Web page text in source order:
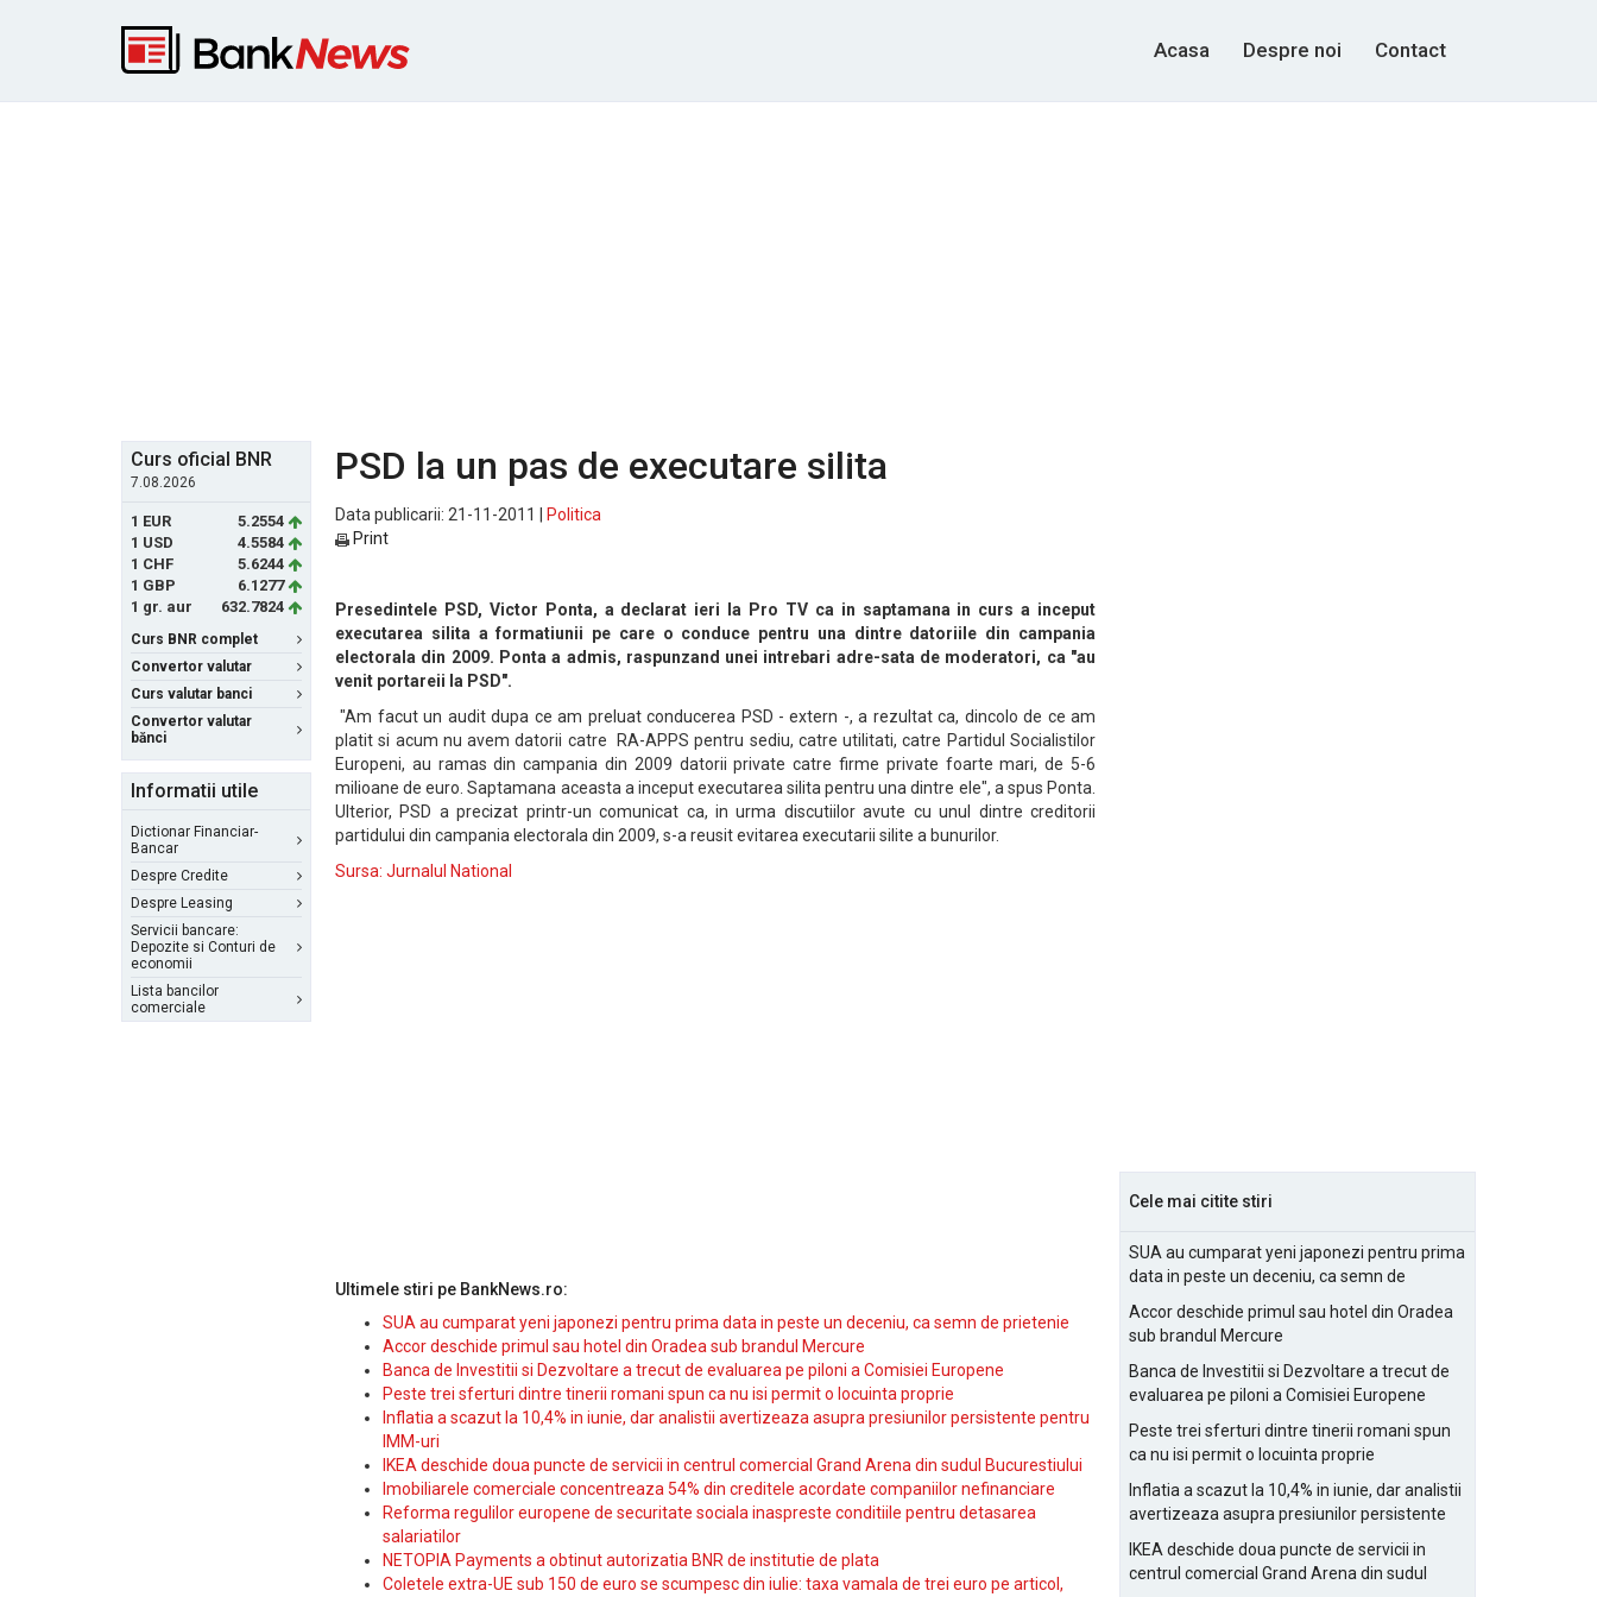
Acasa Despre noi Contact
Curs oficial BNR
7.08.2026
1 EUR
5.2554
1 USD
4.5584
1 CHF
5.6244
1 GBP
6.1277
1 gr. aur
632.7824
Curs BNR complet
Convertor valutar
Curs valutar banci
Convertor valutar
bănci
Informatii utile
Dictionar Financiar-
Bancar
Despre Credite
Despre Leasing
Servicii bancare:
Depozite si Conturi de
economii
Lista bancilor
comerciale
PSD la un pas de executare silita
Data publicarii: 21-11-2011 |
Politica
Print
Presedintele PSD, Victor Ponta, a declarat ieri la Pro TV ca in saptamana in curs a inceput
executarea silita a formatiunii pe care o conduce pentru una dintre datoriile din campania
electorala din 2009. Ponta a admis, raspunzand unei intrebari adre-sata de moderatori, ca "au
venit portareii la PSD".
"Am facut un audit dupa ce am preluat conducerea PSD - extern -, a rezultat ca, dincolo de ce am
platit si acum nu avem datorii catre RA-APPS pentru sediu, catre utilitati, catre Partidul Socialistilor
Europeni, au ramas din campania din 2009 datorii private catre firme private foarte mari, de 5-6
milioane de euro. Saptamana aceasta a inceput executarea silita pentru una dintre ele", a spus Ponta.
Ulterior, PSD a precizat printr-un comunicat ca, in urma discutiilor avute cu unul dintre creditorii
partidului din campania electorala din 2009, s-a reusit evitarea executarii silite a bunurilor.
Sursa: Jurnalul National
Ultimele stiri pe BankNews.ro:
SUA au cumparat yeni japonezi pentru prima data in peste un deceniu, ca semn de prietenie
Accor deschide primul sau hotel din Oradea sub brandul Mercure
Banca de Investitii si Dezvoltare a trecut de evaluarea pe piloni a Comisiei Europene
Peste trei sferturi dintre tinerii romani spun ca nu isi permit o locuinta proprie
Inflatia a scazut la 10,4% in iunie, dar analistii avertizeaza asupra presiunilor persistente pentru
IMM-uri
IKEA deschide doua puncte de servicii in centrul comercial Grand Arena din sudul Bucurestiului
Imobiliarele comerciale concentreaza 54% din creditele acordate companiilor nefinanciare
Reforma regulilor europene de securitate sociala inaspreste conditiile pentru detasarea
salariatilor
NETOPIA Payments a obtinut autorizatia BNR de institutie de plata
Coletele extra-UE sub 150 de euro se scumpesc din iulie: taxa vamala de trei euro pe articol,
Cele mai citite stiri
SUA au cumparat yeni japonezi pentru prima
data in peste un deceniu, ca semn de
Accor deschide primul sau hotel din Oradea
sub brandul Mercure
Banca de Investitii si Dezvoltare a trecut de
evaluarea pe piloni a Comisiei Europene
Peste trei sferturi dintre tinerii romani spun
ca nu isi permit o locuinta proprie
Inflatia a scazut la 10,4% in iunie, dar analistii
avertizeaza asupra presiunilor persistente
IKEA deschide doua puncte de servicii in
centrul comercial Grand Arena din sudul